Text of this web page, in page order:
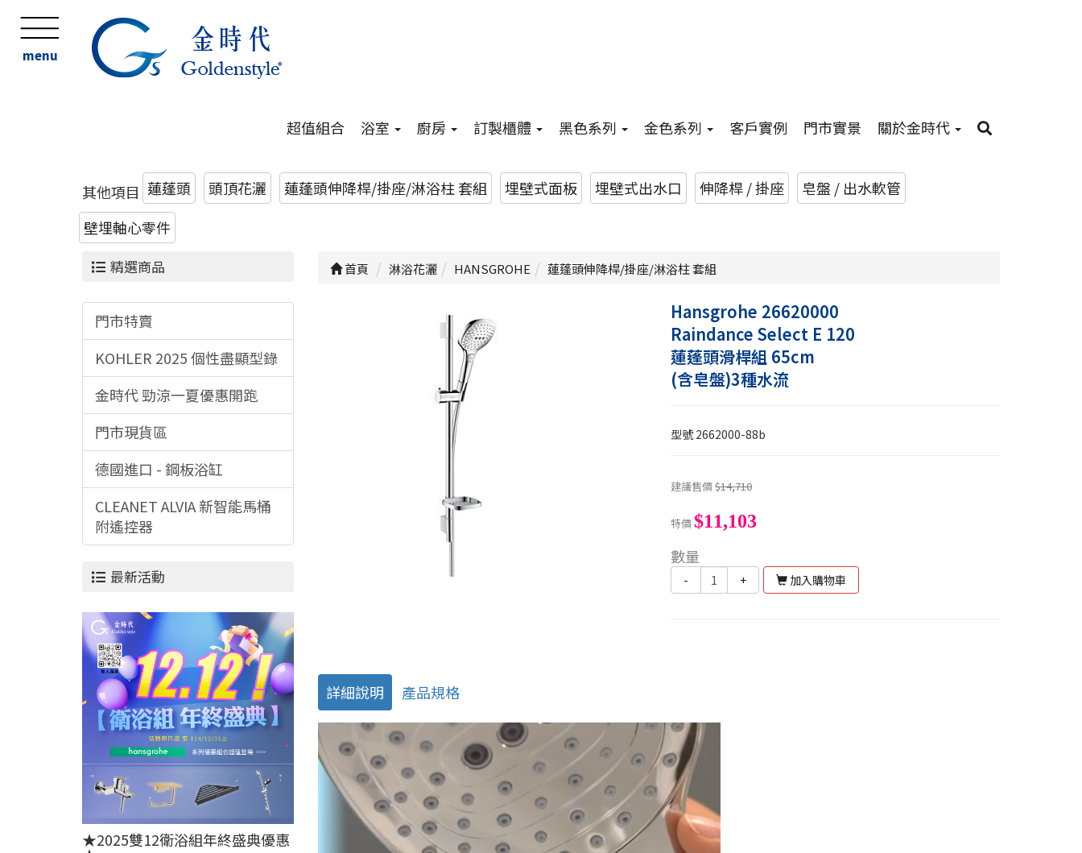
menu
超值組合 浴室 廚房 訂製櫃體 黑色系列 金色系列 客戶實例 門市實景 關於金時代
其他項目 蓮蓬頭 頭頂花灑 蓮蓬頭伸降桿/掛座/淋浴柱 套組 埋壁式面板 埋壁式出水口 伸降桿 / 掛座
皂盤 / 出水軟管
壁埋軸心零件
精選商品
門市特賣
KOHLER 2025 個性盡顯型錄
金時代 勁涼一夏優惠開跑
門市現貨區
德國進口 - 鋼板浴缸
CLEANET ALVIA 新智能馬桶
附遙控器
最新活動
★2025雙12衛浴組年終盛典優惠
首頁 淋浴花灑 HANSGROHE 蓮蓬頭伸降桿/掛座/淋浴柱 套組
Hansgrohe 26620000
Raindance Select E 120
蓮蓬頭滑桿組 65cm
(含皂盤)3種水流
型號2662000-88b
建議售價$14,710
特價$11,103
數量
- + 加入購物車
詳細說明 產品規格